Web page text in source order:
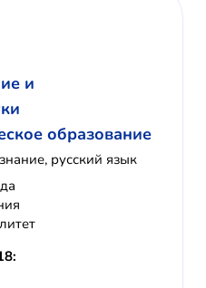
и
образование
русский язык